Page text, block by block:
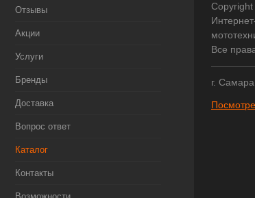
Отзывы
Акции
Услуги
Бренды
Доставка
Вопрос ответ
Каталог
Контакты
Все
г.